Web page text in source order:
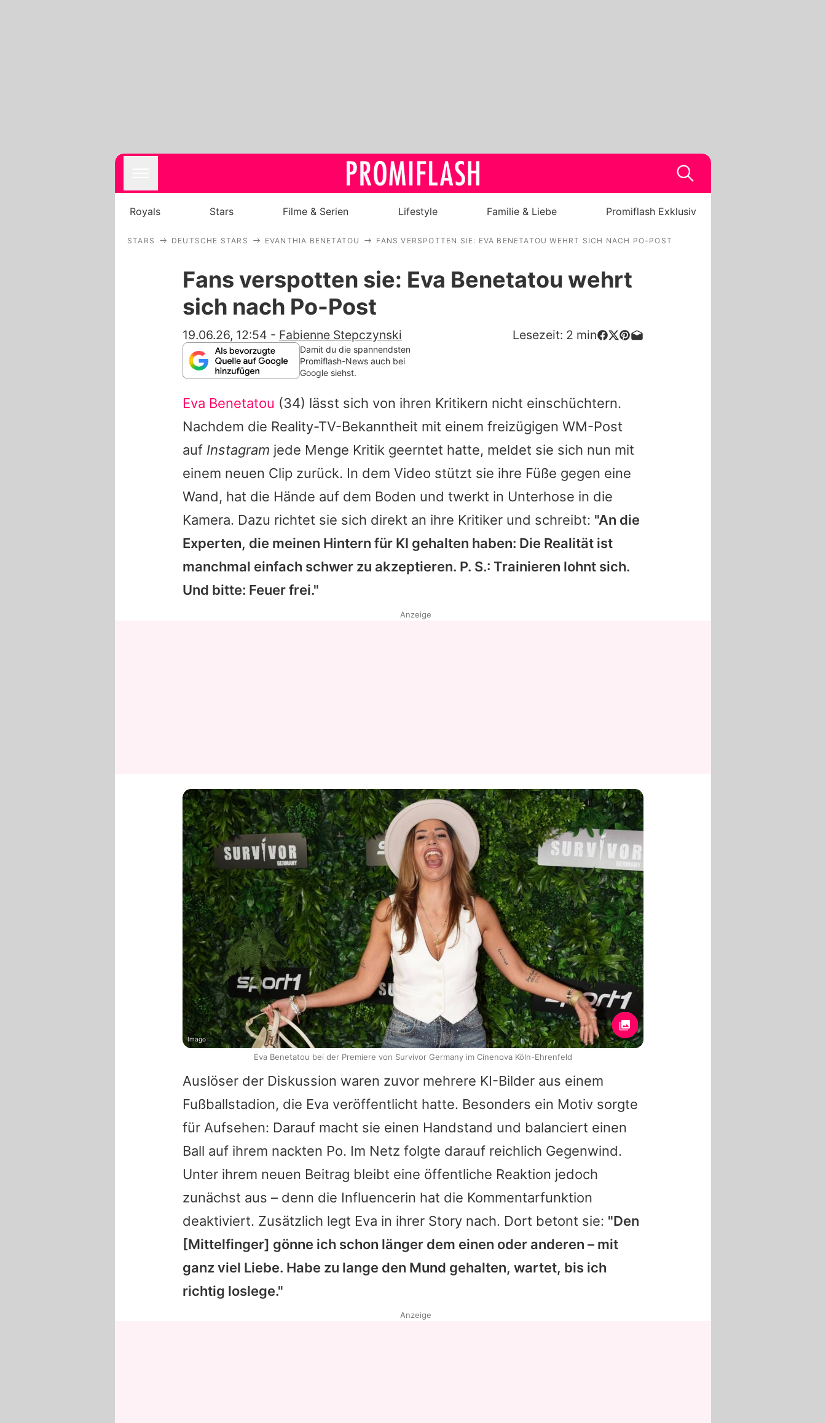
Royals
Stars
Familie & Liebe
App runterladen
Team
Redaktionelle Richtlinien
Impressum
Datenschutzerklärung
Royals Stars Filme & Serien Lifestyle Familie & Liebe Promiflash Exklusiv
STARS DEUTSCHE STARS EVANTHIA BENETATOU FANS VERSPOTTEN SIE: EVA BENETATOU WEHRT SICH NACH PO-POST
Fans verspotten sie: Eva Benetatou wehrt
sich nach Po-Post
19.06.26, 12:54 - Fabienne Stepczynski Lesezeit: 2 min
Damit du die spannendsten
Promiflash-News auch bei
Google siehst.
Eva Benetatou (34) lässt sich von ihren Kritikern nicht einschüchtern.
Nachdem die Reality-TV-Bekanntheit mit einem freizügigen WM-Post
auf Instagram jede Menge Kritik geerntet hatte, meldet sie sich nun mit
einem neuen Clip zurück. In dem Video stützt sie ihre Füße gegen eine
Wand, hat die Hände auf dem Boden und twerkt in Unterhose in die
Kamera. Dazu richtet sie sich direkt an ihre Kritiker und schreibt: "An die
Experten, die meinen Hintern für KI gehalten haben: Die Realität ist
manchmal einfach schwer zu akzeptieren. P. S.: Trainieren lohnt sich.
Und bitte: Feuer frei."
Auslöser der Diskussion waren zuvor mehrere KI-Bilder aus einem
Fußballstadion, die Eva veröffentlicht hatte. Besonders ein Motiv sorgte
für Aufsehen: Darauf macht sie einen Handstand und balanciert einen
Ball auf ihrem nackten Po. Im Netz folgte darauf reichlich Gegenwind.
Unter ihrem neuen Beitrag bleibt eine öffentliche Reaktion jedoch
zunächst aus – denn die Influencerin hat die Kommentarfunktion
deaktiviert. Zusätzlich legt Eva in ihrer Story nach. Dort betont sie: "Den
[Mittelfinger] gönne ich schon länger dem einen oder anderen – mit
ganz viel Liebe. Habe zu lange den Mund gehalten, wartet, bis ich
richtig loslege."
Anzeige
Imago
Eva Benetatou bei der Premiere von Survivor Germany im Cinenova Köln-Ehrenfeld
Anzeige